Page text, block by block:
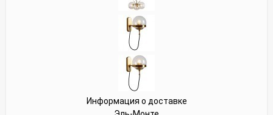
Информация о доставке